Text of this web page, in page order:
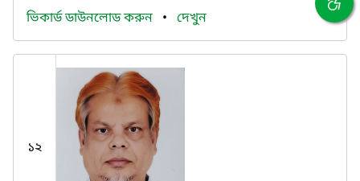
ভিকার্ড ডাউনলোড করুন • দেখুন
১২